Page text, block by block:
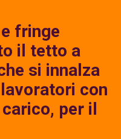
fringe
il tetto a
si innalza
con
per il